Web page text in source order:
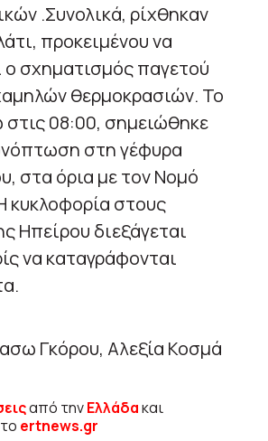
.Συνολικά, ρίχθηκαν
προκειμένου να
σχηματισμός παγετού
θερμοκρασιών. Το
08:00, σημειώθηκε
στη γέφυρα
στα όρια με τον Νομό
κυκλοφορία στους
Ηπείρου διεξάγεται
να καταγράφονται
Γκόρου, Αλεξία Κοσμά
από τηνΕλλάδακαι
ertnews.gr